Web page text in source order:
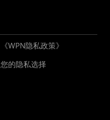
《WPN隐私政策》
您的隐私选择